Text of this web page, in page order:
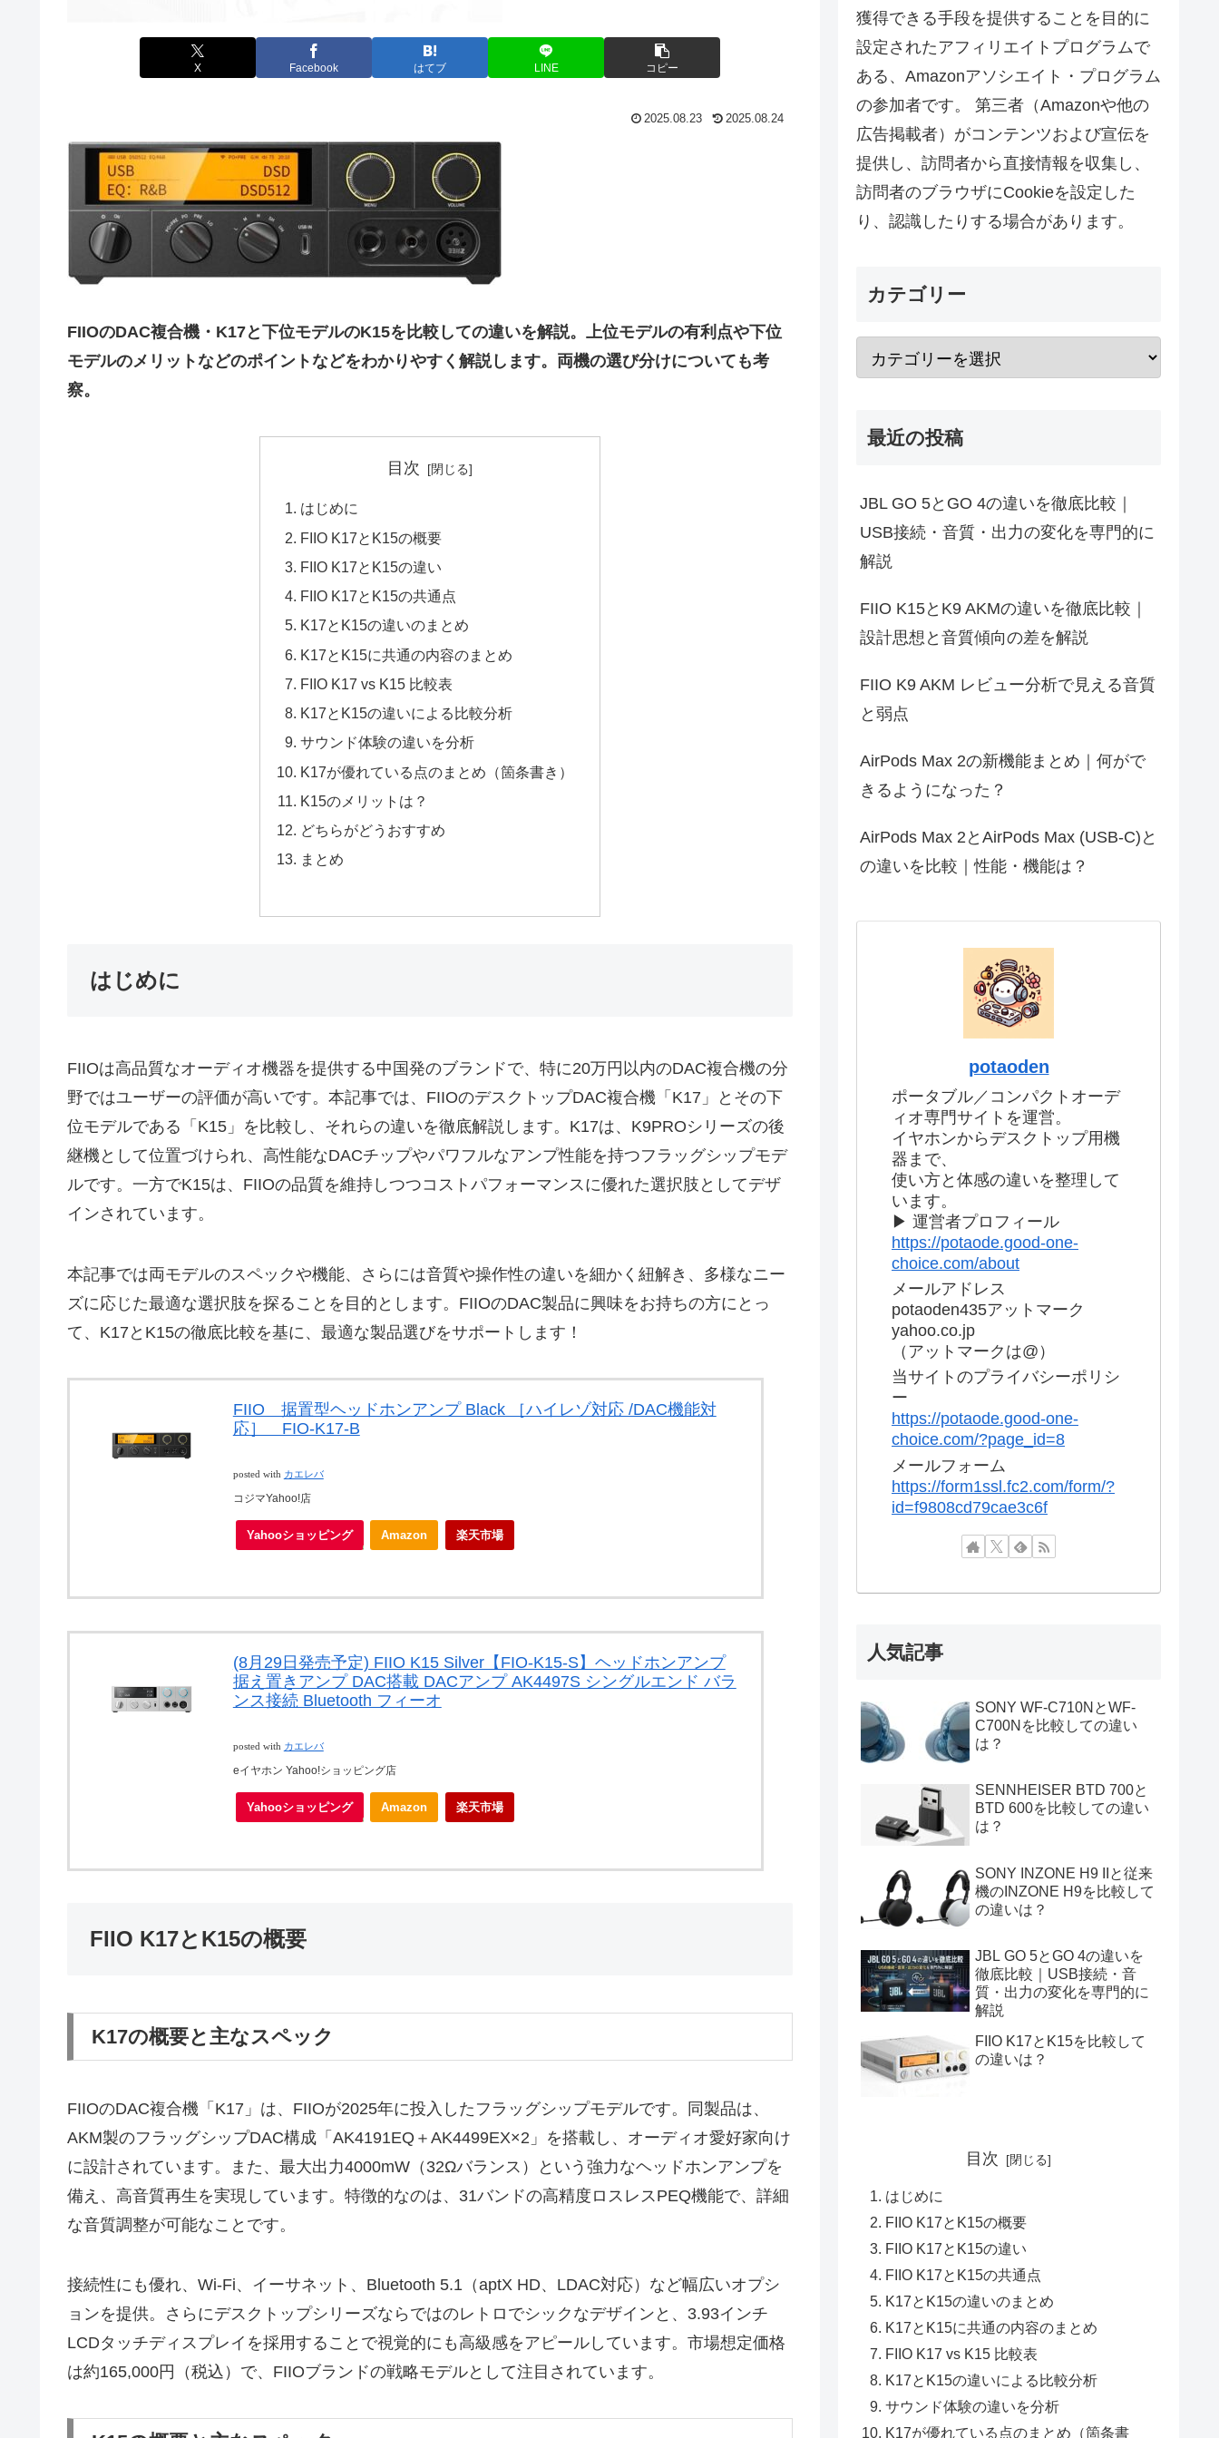
X Facebook はてブ LINE コピー
2025.08.23 2025.08.24
FIIOのDAC複合機・K17と下位モデルのK15を比較しての違いを解説。上位モデルの有利点や下位
モデルのメリットなどのポイントなどをわかりやすく解説します。両機の選び分けについても考
察。
目次
はじめに
FIIO K17とK15の概要
FIIO K17とK15の違い
FIIO K17とK15の共通点
K17とK15の違いのまとめ
K17とK15に共通の内容のまとめ
FIIO K17 vs K15 比較表
K17とK15の違いによる比較分析
サウンド体験の違いを分析
K17が優れている点のまとめ（箇条書き）
K15のメリットは？
どちらがどうおすすめ
まとめ
はじめに
FIIOは高品質なオーディオ機器を提供する中国発のブランドで、特に20万円以内のDAC複合機の分
野ではユーザーの評価が高いです。本記事では、FIIOのデスクトップDAC複合機「K17」とその下
位モデルである「K15」を比較し、それらの違いを徹底解説します。K17は、K9PROシリーズの後
継機として位置づけられ、高性能なDACチップやパワフルなアンプ性能を持つフラッグシップモデ
ルです。一方でK15は、FIIOの品質を維持しつつコストパフォーマンスに優れた選択肢としてデザ
インされています。
本記事では両モデルのスペックや機能、さらには音質や操作性の違いを細かく紐解き、多様なニー
ズに応じた最適な選択肢を探ることを目的とします。FIIOのDAC製品に興味をお持ちの方にとっ
て、K17とK15の徹底比較を基に、最適な製品選びをサポートします！
FIIO 据置型ヘッドホンアンプ Black ［ハイレゾ対応 /DAC機能対
応］ FIO-K17-B
posted with カエレバ
コジマYahoo!店
Yahooショッピング Amazon 楽天市場
(8月29日発売予定) FIIO K15 Silver【FIO-K15-S】ヘッドホンアンプ
据え置きアンプ DAC搭載 DACアンプ AK4497S シングルエンド バラ
ンス接続 Bluetooth フィーオ
posted with カエレバ
eイヤホン Yahoo!ショッピング店
Yahooショッピング Amazon 楽天市場
FIIO K17とK15の概要
K17の概要と主なスペック
FIIOのDAC複合機「K17」は、FIIOが2025年に投入したフラッグシップモデルです。同製品は、
AKM製のフラッグシップDAC構成「AK4191EQ＋AK4499EX×2」を搭載し、オーディオ愛好家向け
に設計されています。また、最大出力4000mW（32Ωバランス）という強力なヘッドホンアンプを
備え、高音質再生を実現しています。特徴的なのは、31バンドの高精度ロスレスPEQ機能で、詳細
な音質調整が可能なことです。
接続性にも優れ、Wi-Fi、イーサネット、Bluetooth 5.1（aptX HD、LDAC対応）など幅広いオプシ
ョンを提供。さらにデスクトップシリーズならではのレトロでシックなデザインと、3.93インチ
LCDタッチディスプレイを採用することで視覚的にも高級感をアピールしています。市場想定価格
は約165,000円（税込）で、FIIOブランドの戦略モデルとして注目されています。
獲得できる手段を提供することを目的に
設定されたアフィリエイトプログラムで
ある、Amazonアソシエイト・プログラム
の参加者です。 第三者（Amazonや他の
広告掲載者）がコンテンツおよび宣伝を
提供し、訪問者から直接情報を収集し、
訪問者のブラウザにCookieを設定した
り、認識したりする場合があります。
カテゴリー
最近の投稿
JBL GO 5とGO 4の違いを徹底比較｜
USB接続・音質・出力の変化を専門的に
解説
FIIO K15とK9 AKMの違いを徹底比較｜
設計思想と音質傾向の差を解説
FIIO K9 AKM レビュー分析で見える音質
と弱点
AirPods Max 2の新機能まとめ｜何がで
きるようになった？
AirPods Max 2とAirPods Max (USB-C)と
の違いを比較｜性能・機能は？
potaoden
ポータブル／コンパクトオーデ
ィオ専門サイトを運営。
イヤホンからデスクトップ用機
器まで、
使い方と体感の違いを整理して
います。
▶ 運営者プロフィール
https://potaode.good-one-
choice.com/about
メールアドレス
potaoden435アットマーク
yahoo.co.jp
（アットマークは@）
当サイトのプライバシーポリシ
ー
https://potaode.good-one-
choice.com/?page_id=8
メールフォーム
https://form1ssl.fc2.com/form/?
id=f9808cd79cae3c6f
人気記事
SONY WF-C710NとWF-
C700Nを比較しての違い
は？
SENNHEISER BTD 700と
BTD 600を比較しての違い
は？
SONY INZONE H9 IIと従来
機のINZONE H9を比較して
の違いは？
JBL GO 5とGO 4の違いを
徹底比較｜USB接続・音
質・出力の変化を専門的に
解説
FIIO K17とK15を比較して
の違いは？
目次
はじめに
FIIO K17とK15の概要
FIIO K17とK15の違い
FIIO K17とK15の共通点
K17とK15の違いのまとめ
K17とK15に共通の内容のまとめ
FIIO K17 vs K15 比較表
K17とK15の違いによる比較分析
サウンド体験の違いを分析
K17が優れている点のまとめ（箇条書